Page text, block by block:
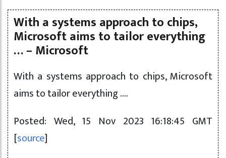
With a systems approach to chips,
Microsoft aims to tailor everything
… – Microsoft
With a systems approach to chips, Microsoft
aims to tailor everything ….
Posted: Wed, 15 Nov 2023 16:18:45 GMT
[source]